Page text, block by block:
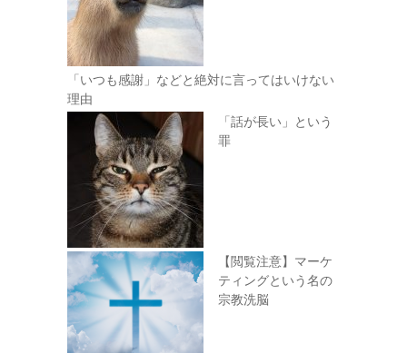
「いつも感謝」などと絶対に言ってはいけない
理由
「話が長い」という
罪
【閲覧注意】マーケ
ティングという名の
宗教洗脳